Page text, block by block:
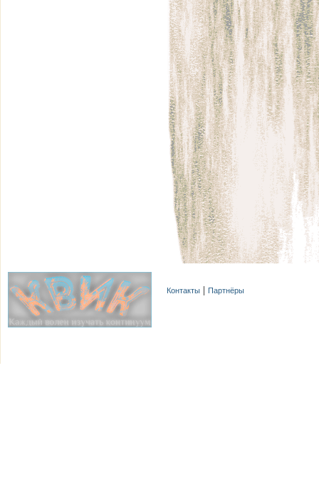
Контакты Партнёры